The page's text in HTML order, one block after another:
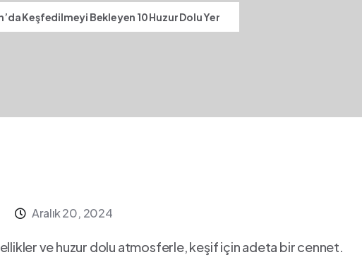
Keşfedilmeyi Bekleyen 10 Huzur Dolu Yer
Aralık 20, 2024
⁢ve‍ huzur dolu atmosferle, keşif için ‍adeta bir cennet.‍